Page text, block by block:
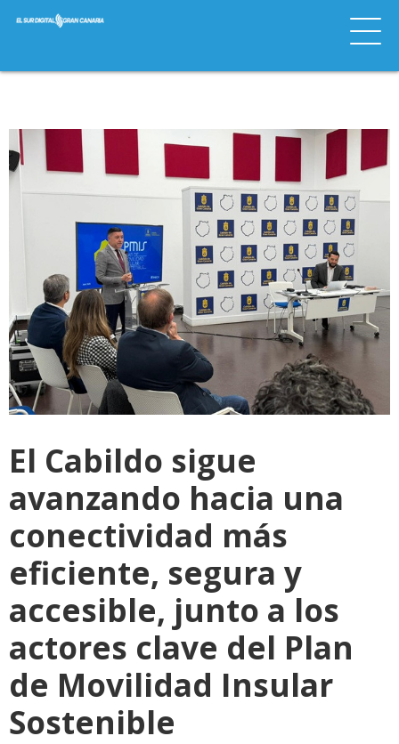
El Cabildo sigue
avanzando hacia una
conectividad más
eficiente, segura y
accesible, junto a los
actores clave del Plan
de Movilidad Insular
Sostenible